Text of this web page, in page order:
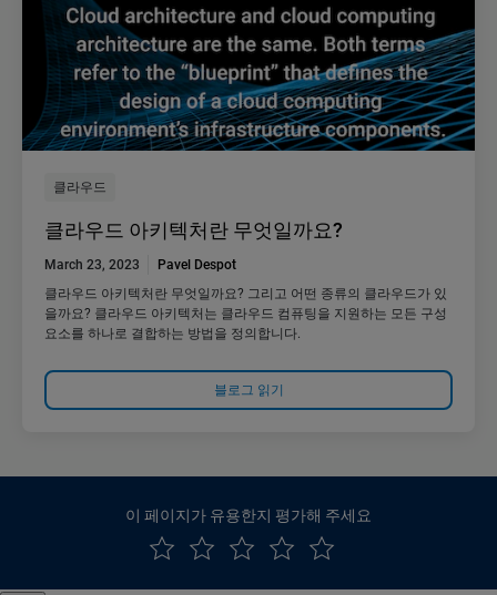
클라우드
클라우드 아키텍처란 무엇일까요?
March 23, 2023
Pavel Despot
클라우드 아키텍처란 무엇일까요? 그리고 어떤 종류의 클라우드가 있
을까요? 클라우드 아키텍처는 클라우드 컴퓨팅을 지원하는 모든 구성
요소를 하나로 결합하는 방법을 정의합니다.
블로그 읽기
이 페이지가 유용한지 평가해 주세요